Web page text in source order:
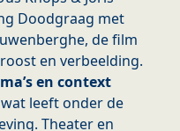
Doodgraag met
de film
en verbeelding.
en context
wat leeft onder de
Theater en